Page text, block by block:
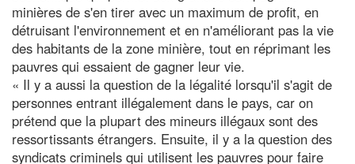
minières de s'en tirer avec un maximum de profit, en
détruisant l'environnement et en n'améliorant pas la vie
des habitants de la zone minière, tout en réprimant les
pauvres qui essaient de gagner leur vie.
« Il y a aussi la question de la légalité lorsqu'il s'agit de
personnes entrant illégalement dans le pays, car on
prétend que la plupart des mineurs illégaux sont des
ressortissants étrangers. Ensuite, il y a la question des
syndicats criminels qui utilisent les pauvres pour faire